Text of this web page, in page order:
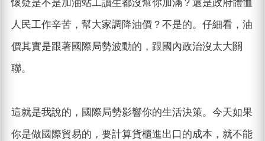
懷疑是不是加油站工讀生都沒幫你加滿？還是政府體恤
人民工作辛苦，幫大家調降油價？不是的。仔細看，油
價其實是跟著國際局勢波動的，跟國內政治沒太大關
聯。
這就是我說的，國際局勢影響你的生活決策。今天如果
你是做國際貿易的，要計算貨櫃進出口的成本，就不能